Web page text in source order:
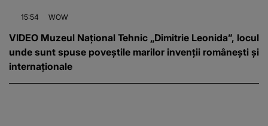
15:54 WOW
VIDEO Muzeul Național Tehnic „Dimitrie Leonida”, locul
unde sunt spuse poveștile marilor invenții românești și
internaționale